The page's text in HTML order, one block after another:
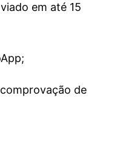
em até 15
de